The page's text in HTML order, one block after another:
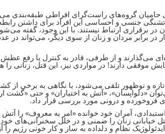
حامیان گروه‌های راست‌گرای افراطی طبقه‌بندی
جنسی و احساسی این افراد برای داشتن
در برقراری ارتباط نیستند. با این وجود، گفته
برابر مردان و زنان از سوی دیگر، می‌تواند در
می‌گذارند و از طرفی، قادر به کنترل یا رفع
موفقی دارند! در مواردی نیز، این قتل، زنانی را
و نوظهور تلقی می‌شود، با نگاهی به برخی از
«دلواپسان»، «آتش به اختیاران» و حتی «گشت
فروخورده و درونی مورد بررسی قرار داد.
آمران خود خوانده «امر به معروف» را آتش
زنان را ضمنی و در خلل سخنرانی‌های
نظام و دلداده به ساز و کار خونی رژیم را